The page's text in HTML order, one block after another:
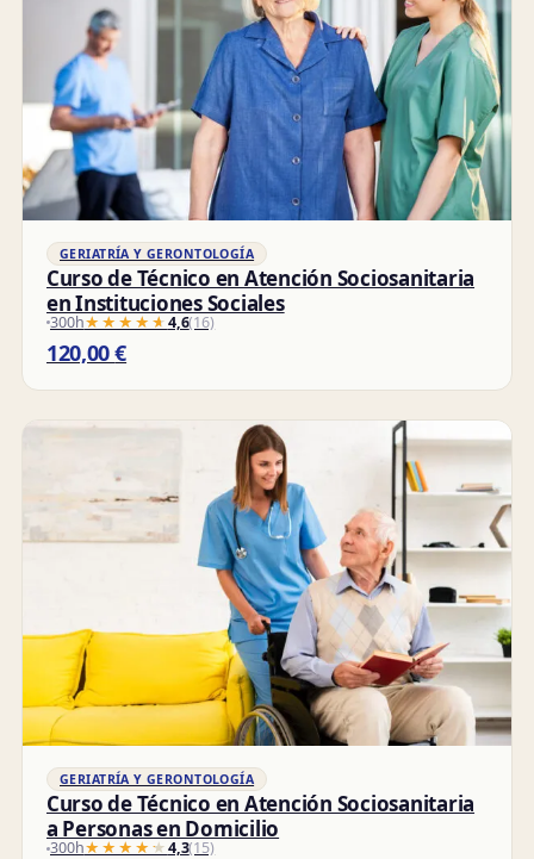
GERIATRÍA Y GERONTOLOGÍA
Curso de Técnico en Atención Sociosanitaria
en Instituciones Sociales
300h★★★★★
★★★★★4,6(16)
120,00€
GERIATRÍA Y GERONTOLOGÍA
Curso de Técnico en Atención Sociosanitaria
a Personas en Domicilio
300h★★★★★
★★★★★4,3(15)